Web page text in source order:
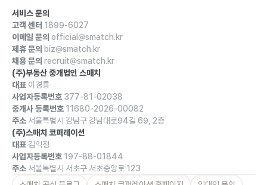
서비스 문의
고객 센터 1899-6027
이메일 문의 official@smatch.kr
제휴 문의 biz@smatch.kr
채용 문의 recruit@smatch.kr
(주)부동산 중개법인 스매치
대표 이경룡
사업자등록번호 377-81-02038
중개사 등록번호 11680-2026-00082
주소 서울특별시 강남구 강남대로94길 69, 2층
(주)스매치 코퍼레이션
대표 김익정
사업자등록번호 197-88-01844
주소 서울특별시 서초구 서초중앙로 123